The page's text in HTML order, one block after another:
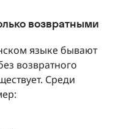
возвратными
языке бывают
возвратного
Среди